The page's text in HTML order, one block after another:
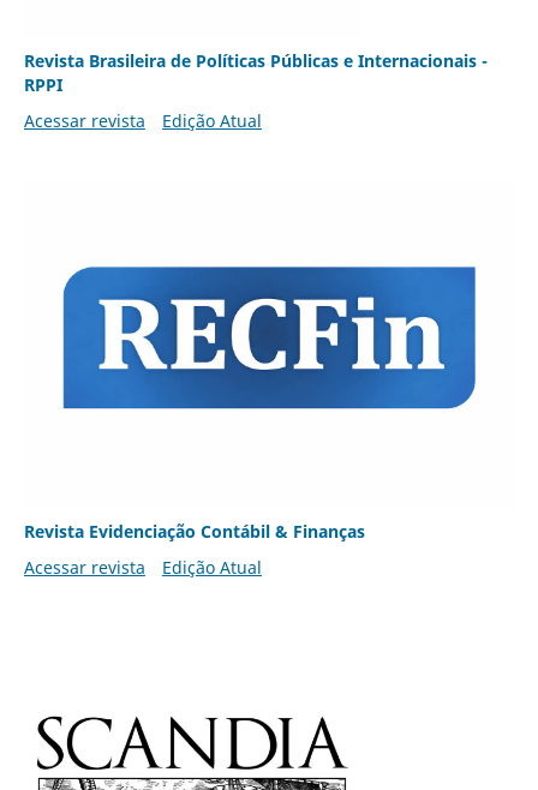
Revista Brasileira de Políticas Públicas e Internacionais -
RPPI
Acessar revista
Edição Atual
Revista Evidenciação Contábil & Finanças
Acessar revista
Edição Atual